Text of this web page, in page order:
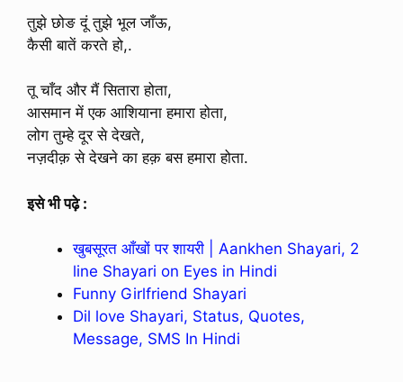
तुझे छोङ दूं तुझे भूल जाँऊ,
कैसी बातें करते हो,.
तू चाँद और मैं सितारा होता,
आसमान में एक आशियाना हमारा होता,
लोग तुम्हे दूर से देखते,
नज़दीक़ से देखने का हक़ बस हमारा होता.
इसे भी पढ़े :
खुबसूरत आँखों पर शायरी | Aankhen Shayari, 2
line Shayari on Eyes in Hindi
Funny Girlfriend Shayari
Dil love Shayari, Status, Quotes,
Message, SMS In Hindi